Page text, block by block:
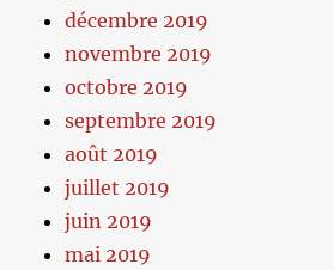
décembre 2019
novembre 2019
octobre 2019
septembre 2019
août 2019
juillet 2019
juin 2019
mai 2019